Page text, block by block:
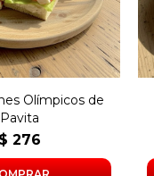
en pan blanco.
Olímpicos de
Pavita
$ 276